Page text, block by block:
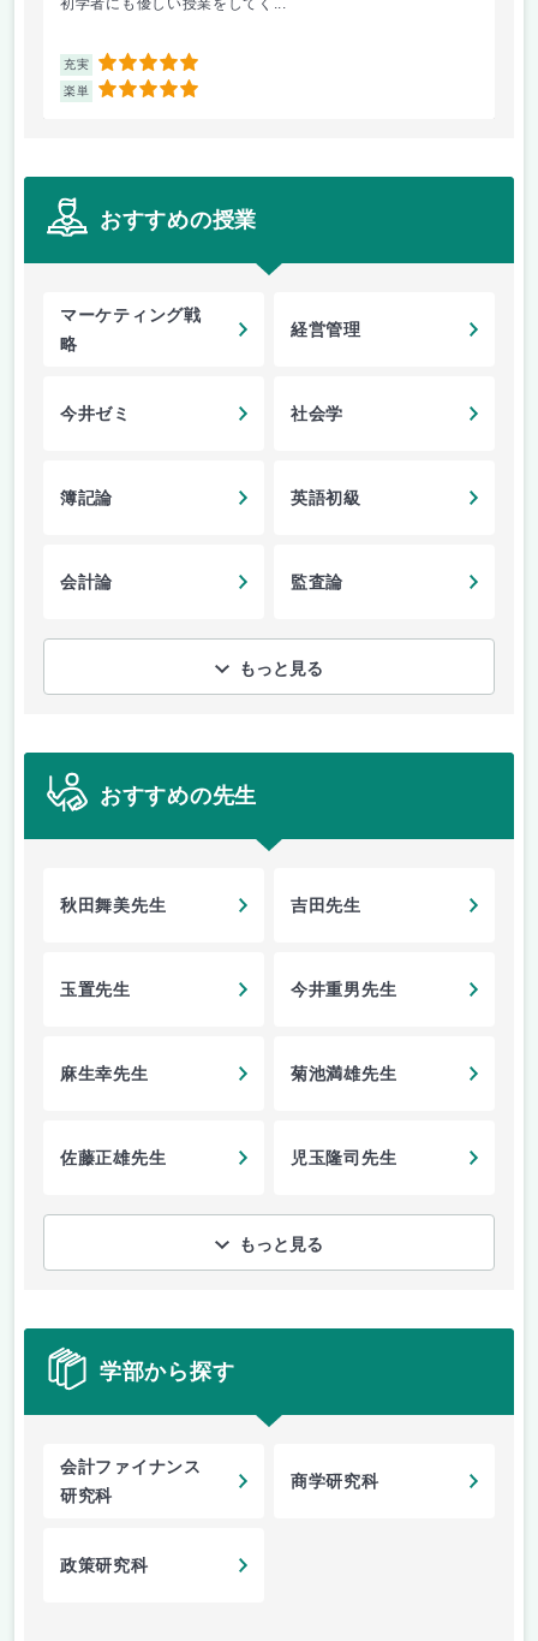
初学者にも優しい授業をしてく...
充実 5
楽単 5
おすすめの授業
マーケティング戦
略
経営管理
今井ゼミ 社会学
簿記論 英語初級
会計論 監査論
もっと見る
おすすめの先生
秋田舞美先生 吉田先生
玉置先生 今井重男先生
麻生幸先生 菊池満雄先生
佐藤正雄先生 児玉隆司先生
もっと見る
学部から探す
会計ファイナンス
研究科
商学研究科
政策研究科